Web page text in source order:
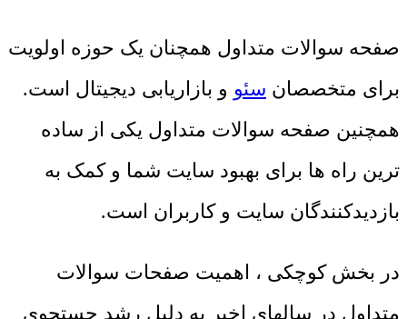
صفحه سوالات متداول همچنان یک حوزه اولویت
برای متخصصان سئو و بازاریابی دیجیتال است.
همچنین صفحه سوالات متداول یکی از ساده
ترین راه ها برای بهبود سایت شما و کمک به
بازدیدکنندگان سایت و کاربران است.
در بخش کوچکی ، اهمیت صفحات سوالات
متداول در سالهای اخیر به دلیل رشد جستجوی